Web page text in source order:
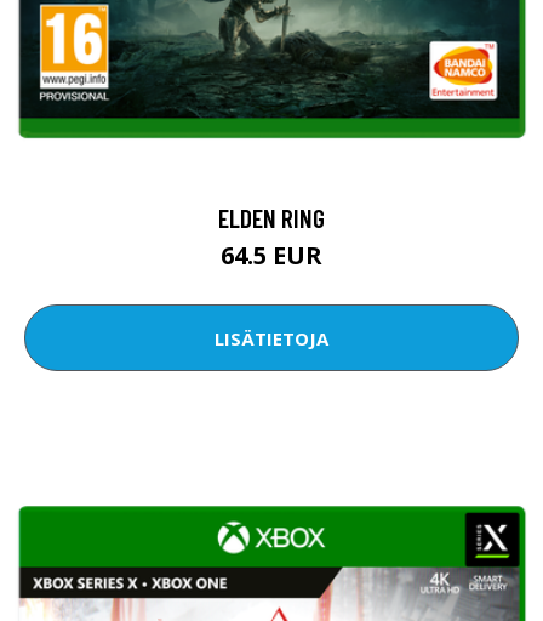
ELDEN RING
64.5 EUR
LISÄTIETOJA